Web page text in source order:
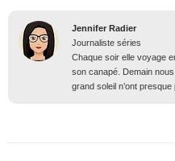
Jennifer Radier
Journaliste séries
Chaque soir elle voyage
son canapé. Demain
grand soleil n’ont